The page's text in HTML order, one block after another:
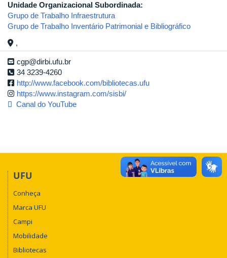
Unidade Organizacional Subordinada:
Grupo de Trabalho Infraestrutura
Grupo de Trabalho Inventário Patrimonial e Bibliográfico
,
cgp@dirbi.ufu.br
34 3239-4260
http://www.facebook.com/bibliotecas.ufu
https://www.instagram.com/sisbi/
Canal do YouTube
UFU
Conheça
Marca UFU
Campi
Mobilidade
Bibliotecas